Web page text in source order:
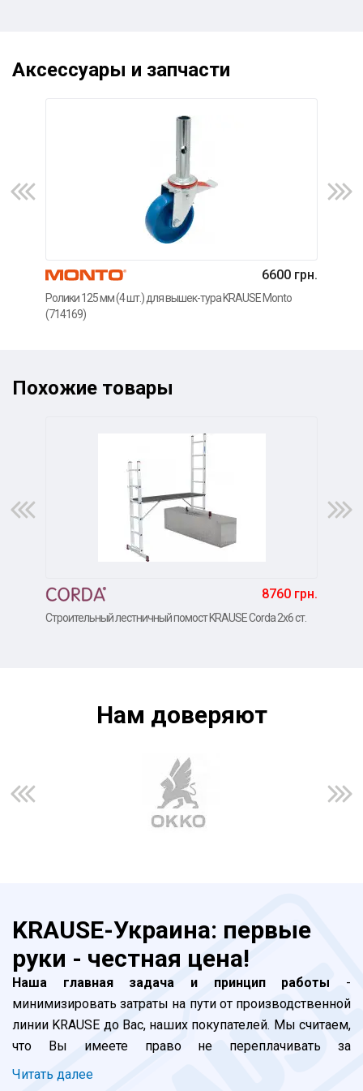
Аксессуары и запчасти
6600 грн.
Ролики 125 мм (4 шт.) для вышек-тура KRAUSE Monto
(714169)
Похожие товары
8760 грн.
Строительный лестничный помост KRAUSE Corda 2x6 ст.
Нам доверяют
KRAUSE-Украина: первые
руки - честная цена!
Наша главная задача и принцип работы -
минимизировать затраты на пути от производственной
линии KRAUSE до Вас, наших покупателей. Мы считаем,
что Вы имеете право не переплачивать за
прохождение наших лестниц и стремянок по долгой
Читать далее